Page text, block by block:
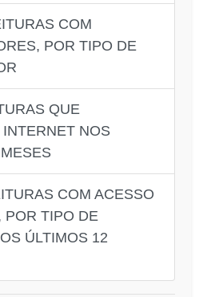
COM
POR TIPO DE
QUE
NOS
COM ACESSO
POR TIPO DE
ÚLTIMOS 12